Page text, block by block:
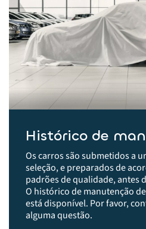
Histórico de
Os carros são submetidos a
seleção, e preparados de
padrões de qualidade, antes
O histórico de manutenção
está disponível. Por favor,
alguma questão.